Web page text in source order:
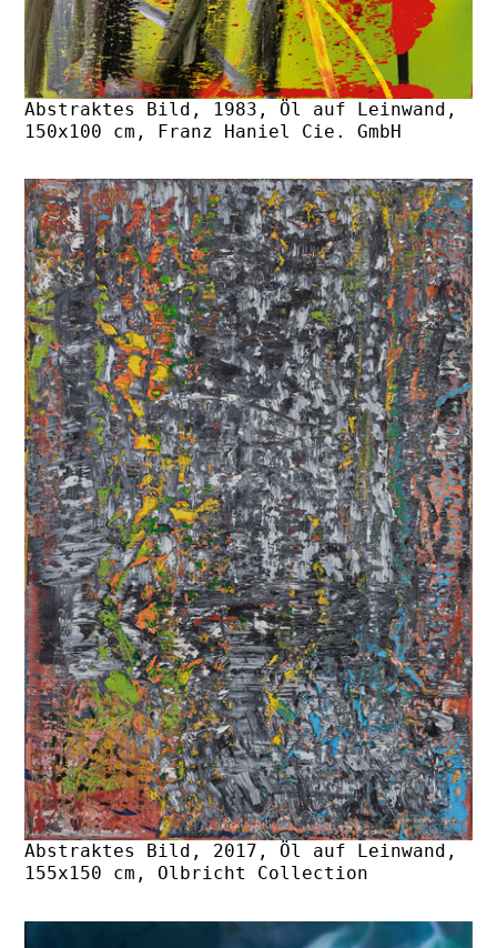
Abstraktes Bild, 1983, Öl auf Leinwand,
150x100 cm, Franz Haniel Cie. GmbH
Abstraktes Bild, 2017, Öl auf Leinwand,
155x150 cm, Olbricht Collection